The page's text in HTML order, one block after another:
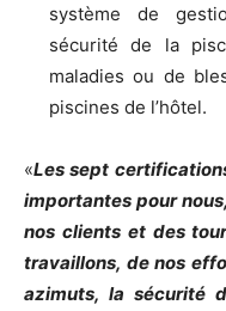
système de
sécurité de la
maladies ou de
piscines de l’hôtel.
«Les sept
importantes pour
nos clients et des
travaillons, de nos
azimuts, la sécurité